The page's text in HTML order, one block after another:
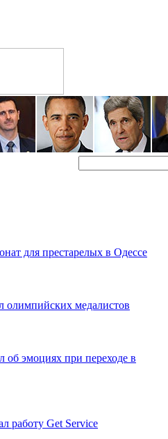
для престарелых в Одессе
олимпийских медалистов
об эмоциях при переходе в
работу Get Service